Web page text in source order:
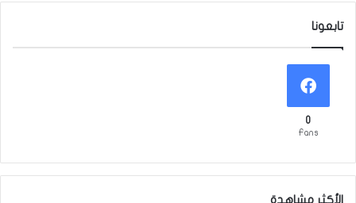
تابعونا
0
Fans
الأكثر مشاهدة